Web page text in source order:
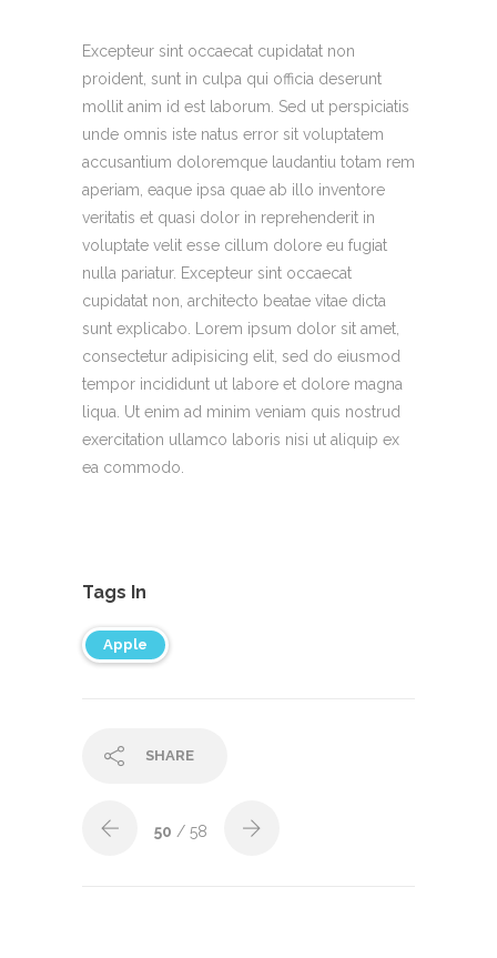
Excepteur sint occaecat cupidatat non
proident, sunt in culpa qui officia deserunt
mollit anim id est laborum. Sed ut perspiciatis
unde omnis iste natus error sit voluptatem
accusantium doloremque laudantiu totam rem
aperiam, eaque ipsa quae ab illo inventore
veritatis et quasi dolor in reprehenderit in
voluptate velit esse cillum dolore eu fugiat
nulla pariatur. Excepteur sint occaecat
cupidatat non, architecto beatae vitae dicta
sunt explicabo. Lorem ipsum dolor sit amet,
consectetur adipisicing elit, sed do eiusmod
tempor incididunt ut labore et dolore magna
liqua. Ut enim ad minim veniam quis nostrud
exercitation ullamco laboris nisi ut aliquip ex
ea commodo.
Tags In
Apple
SHARE
50 / 58